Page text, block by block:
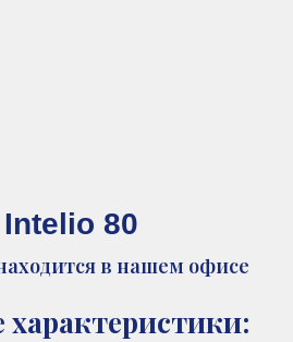
Intelio 80
в нашем офисе
характеристики: